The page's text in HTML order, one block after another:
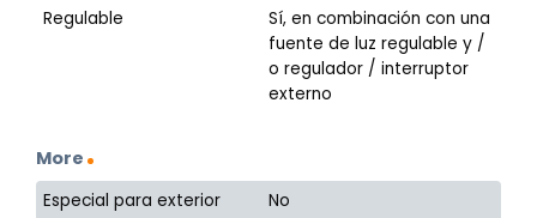
Regulable
Sí, en combinación con una
fuente de luz regulable y /
o regulador / interruptor
externo
More
Especial para exterior
No